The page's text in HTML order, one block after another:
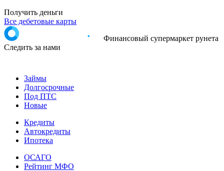
Получить деньги
Все дебетовые карты
Финансовый супермаркет рунета
Следить за нами
Займы
Долгосрочные
Под ПТС
Новые
Кредиты
Автокредиты
Ипотека
ОСАГО
Рейтинг МФО